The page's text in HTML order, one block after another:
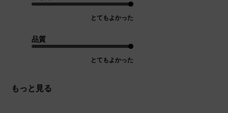
とてもよかった
品質
とてもよかった
もっと見る